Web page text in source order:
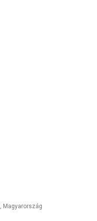
, Magyarország